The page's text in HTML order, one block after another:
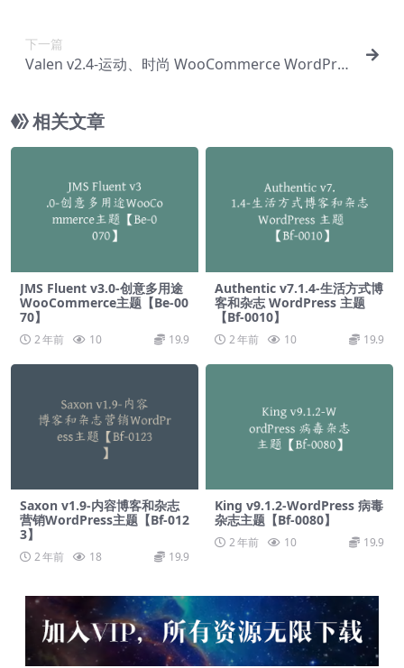
下一篇
Valen v2.4-运动、时尚 WooCommerce WordPre
相关文章
JMS Fluent v3.0-创意多用途
WooCommerce主题【Be-00
70】
2 年前 10 19.9
Authentic v7.1.4-生活方式博
客和杂志 WordPress 主题
【Bf-0010】
2 年前 10 19.9
Saxon v1.9-内容博客和杂志
营销WordPress主题【Bf-012
3】
2 年前 18 19.9
King v9.1.2-WordPress 病毒
杂志主题【Bf-0080】
2 年前 10 19.9